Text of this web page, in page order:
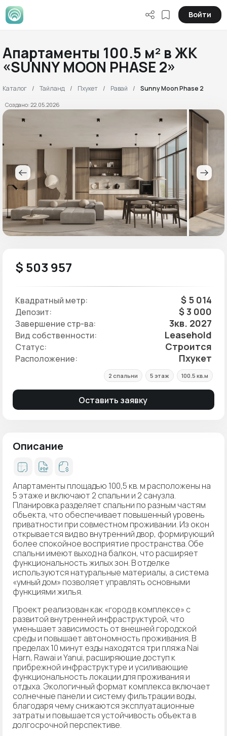
Войти
Апартаменты 100.5 м² в ЖК
«SUNNY MOON PHASE 2»
Каталог Тайланд Пхукет Равай Sunny Moon Phase 2
Создано: 22.05.2026
$ 503 957
Квадратный метр: $ 5 014
Депозит: $ 3 000
Завершение стр-ва: 3кв. 2027
Вид собственности: Leasehold
Статус: Строится
Расположение: Пхукет
2 спальни 5 этаж 100.5 кв.м
Оставить заявку
Описание
Апартаменты площадью 100,5 кв. м расположены на
5 этаже и включают 2 спальни и 2 санузла.
Планировка разделяет спальни по разным частям
объекта, что обеспечивает повышенный уровень
приватности при совместном проживании. Из окон
открывается вид во внутренний двор, формирующий
более спокойное восприятие пространства. Обе
спальни имеют выход на балкон, что расширяет
функциональность жилых зон. В отделке
используются натуральные материалы, а система
«умный дом» позволяет управлять основными
функциями жилья.
Проект реализован как «город в комплексе» с
развитой внутренней инфраструктурой, что
уменьшает зависимость от внешней городской
среды и повышает автономность проживания. В
пределах 10 минут езды находятся три пляжа Nai
Harn, Rawai и Yanui, расширяющие доступ к
прибрежной инфраструктуре и усиливающие
функциональность локации для проживания и
отдыха. Экологичный формат комплекса включает
солнечные панели и систему фильтрации воды,
благодаря чему снижаются эксплуатационные
затраты и повышается устойчивость объекта в
долгосрочной перспективе.